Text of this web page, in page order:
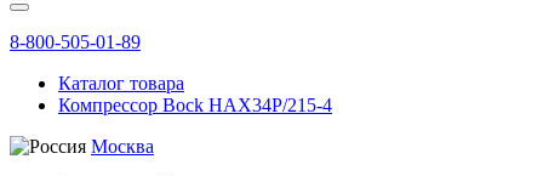
8-800-505-01-89
Каталог товара
Компрессор Bock HAX34P/215-4
Москва